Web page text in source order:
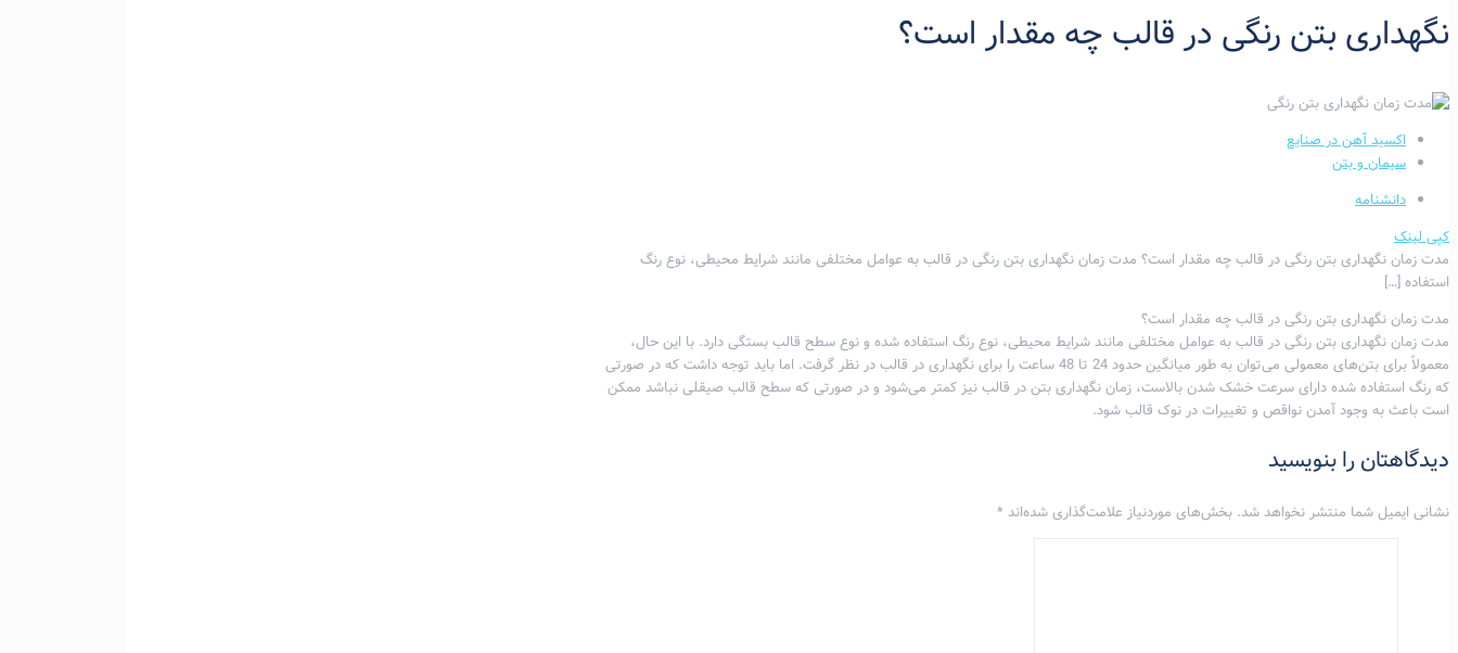
نگهداری بتن رنگی در قالب چه مقدار است؟
اکسید آهن در صنایع
سیمان و بتن
دانشنامه
کپی لینک
مدت زمان نگهداری بتن رنگی در قالب چه مقدار است؟ مدت زمان نگهداری بتن رنگی در قالب به عوامل مختلفی مانند شرایط محیطی، نوع رنگ
استفاده[…]
مدت زمان نگهداری بتن رنگی در قالب چه مقدار است؟
مدت زمان نگهداری بتن رنگی در قالب به عوامل مختلفی مانند شرایط محیطی، نوع رنگ استفاده شده و نوع سطح قالب بستگی دارد. با این حال،
معمولاً برای بتن‌های معمولی می‌توان به طور میانگین حدود 24 تا 48 ساعت را برای نگهداری در قالب در نظر گرفت. اما باید توجه داشت که در صورتی
که رنگ استفاده شده دارای سرعت خشک شدن بالاست، زمان نگهداری بتن در قالب نیز کمتر می‌شود و در صورتی که سطح قالب صیقلی نباشد ممکن
است باعث به وجود آمدن نواقص و تغییرات در نوک قالب شود.
دیدگاهتان را بنویسید
نشانی ایمیل شما منتشر نخواهد شد. بخش‌های موردنیاز علامت‌گذاری شده‌اند *